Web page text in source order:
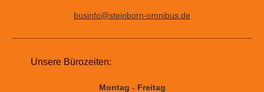
businfo@steinborn-omnibus.de
Unsere Bürozeiten:
Montag - Freitag